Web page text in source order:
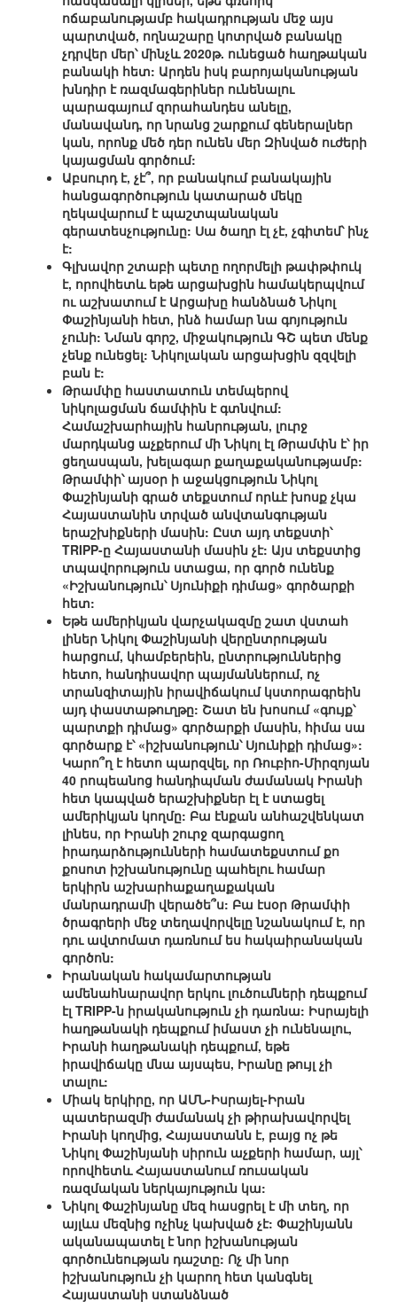
ոճաբանությամբ հակադրության մեջ այս
պարտված, ողնաշարը կոտրված բանակը
չդրվեր մեր՝ մինչև 2020թ. ունեցած հաղթական
բանակի հետ: Արդեն իսկ բարոյականության
խնդիր է ռազմագերիներ ունենալու
պարագայում զորահանդես անելը,
մանավանդ, որ նրանց շարքում գեներալներ
կան, որոնք մեծ դեր ունեն մեր Զինված ուժերի
կայացման գործում:
Աբսուրդ է, չէ՞, որ բանակում բանակային
հանցագործություն կատարած մեկը
ղեկավարում է պաշտպանական
գերատեսչությունը: Սա ծաղր էլ չէ, չգիտեմ՝ ինչ
է:
Գլխավոր շտաբի պետը ողորմելի թափթփուկ
է, որովհետև եթե արցախցին համակերպվում
ու աշխատում է Արցախը հանձնած Նիկոլ
Փաշինյանի հետ, ինձ համար նա գոյություն
չունի: Նման գորշ, միջակություն ԳՇ պետ մենք
չենք ունեցել: Նիկոլական արցախցին զզվելի
բան է:
Թրամփը հաստատուն տեմպերով
նիկոլացման ճամփին է գտնվում:
Համաշխարհային հանրության, լուրջ
մարդկանց աչքերում մի Նիկոլ էլ Թրամփն է՝ իր
ցեղասպան, խելագար քաղաքականությամբ:
Թրամփի՝ այսօր ի աջակցություն Նիկոլ
Փաշինյանի գրած տեքստում որևէ խոսք չկա
Հայաստանին տրված անվտանգության
երաշխիքների մասին: Ըստ այդ տեքստի՝
TRIPP-ը Հայաստանի մասին չէ: Այս տեքստից
տպավորություն ստացա, որ գործ ունենք
«Իշխանություն՝ Սյունիքի դիմաց» գործարքի
հետ:
Եթե ամերիկյան վարչակազմը շատ վստահ
լիներ Նիկոլ Փաշինյանի վերընտրության
հարցում, կհամբերեին, ընտրություններից
հետո, հանդիսավոր պայմաններում, ոչ
տրանզիտային իրավիճակում կստորագրեին
այդ փաստաթուղթը: Շատ են խոսում «գույք՝
պարտքի դիմաց» գործարքի մասին, հիմա սա
գործարք է՝ «իշխանություն՝ Սյունիքի դիմաց»:
Կարո՞ղ է հետո պարզվել, որ Ռուբիո-Միրզոյան
40 րոպեանոց հանդիպման ժամանակ Իրանի
հետ կապված երաշխիքներ էլ է ստացել
ամերիկյան կողմը: Բա էնքան անհաշվենկատ
լինես, որ Իրանի շուրջ զարգացող
իրադարձությունների համատեքստում քո
քոսոտ իշխանությունը պահելու համար
երկիրն աշխարհաքաղաքական
մանրադրամի վերածե՞ս: Բա էսօր Թրամփի
ծրագրերի մեջ տեղավորվելը նշանակում է, որ
դու ավտոմատ դառնում ես հակաիրանական
գործոն:
Իրանական հակամարտության
ամենահնարավոր երկու լուծումների դեպքում
էլ TRIPP-ն իրականություն չի դառնա: Իսրայելի
հաղթանակի դեպքում իմաստ չի ունենալու,
Իրանի հաղթանակի դեպքում, եթե
իրավիճակը մնա այսպես, Իրանը թույլ չի
տալու:
Միակ երկիրը, որ ԱՄՆ-Իսրայել-Իրան
պատերազմի ժամանակ չի թիրախավորվել
Իրանի կողմից, Հայաստանն է, բայց ոչ թե
Նիկոլ Փաշինյանի սիրուն աչքերի համար, այլ՝
որովհետև Հայաստանում ռուսական
ռազմական ներկայություն կա:
Նիկոլ Փաշինյանը մեզ հասցրել է մի տեղ, որ
այլևս մեզնից ոչինչ կախված չէ: Փաշինյանն
ականապատել է նոր իշխանության
գործունեության դաշտը: Ոչ մի նոր
իշխանություն չի կարող հետ կանգնել
Հայաստանի ստանձնած